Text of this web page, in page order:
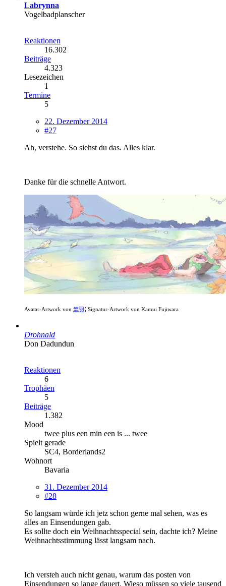
Labrynna
Vogelbadplanscher
Reaktionen
16.302
Beiträge
4.323
Lesezeichen
1
Termine
5
22. Dezember 2014
#27
Ah, verstehe. So siehst du das. Alles klar.
Danke für die schnelle Antwort.
Avatar-Artwork von 埜羽 ; Signatur-Artwork von Kamui Fujiwara
Drohnald
Don Dadundun
Reaktionen
6
Trophäen
5
Beiträge
1.382
Mood
twee plus een min een is ... twee
Spielt gerade
SC4, Borderlands2
Wohnort
Bavaria
31. Dezember 2014
#28
So langsam würde ich jetz schon gerne mal sehen, was es
alles an Einsendungen gab.
Es sollte doch ein Weihnachtsspecial sein, dachte ich? Meine
Weihnachtsstimmung lässt langsam nach.
Ich versteh auch nicht genau, warum das posten von
Einsendungen so lange dauert. Wieso müssen so viele tausend